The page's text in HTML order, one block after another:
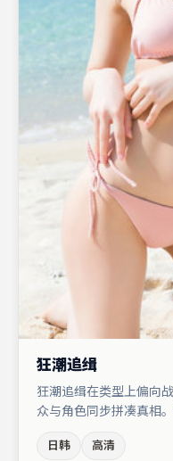
狂潮追缉
狂潮追缉在类型上偏向
众与角色同步拼凑真相
叙事驱动，河正宇、黄
日韩 高清